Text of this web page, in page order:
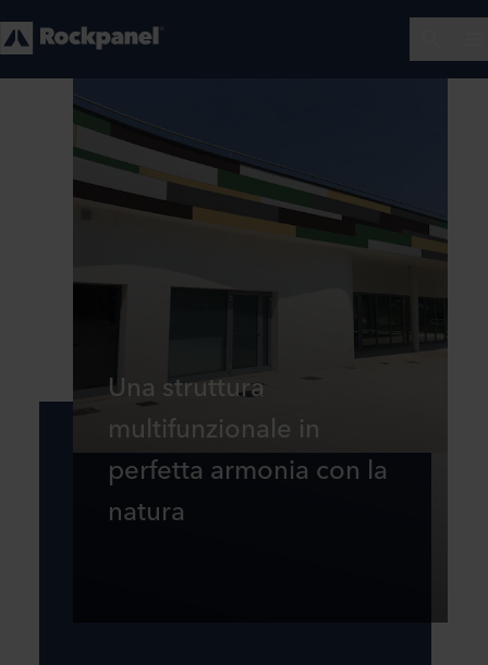
Una struttura
multifunzionale in
perfetta armonia con la
natura